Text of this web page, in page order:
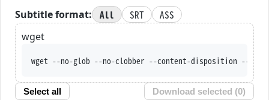
Subtitle format: All SRT
ASS
wget
wget --no-glob --no-clobber --content-disposition --trust-server-names --
Select all Download selected (0)